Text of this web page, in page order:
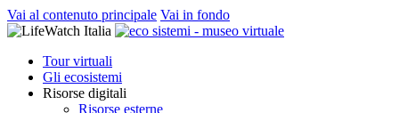
Vai al contenuto principale Vai in fondo
Tour virtuali
Gli ecosistemi
Risorse digitali
Risorse esterne